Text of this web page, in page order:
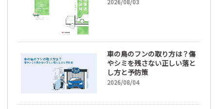
2026/08/03
車の鳥のフンの取り方は？傷
やシミを残さない正しい落と
し方と予防策
2026/08/04